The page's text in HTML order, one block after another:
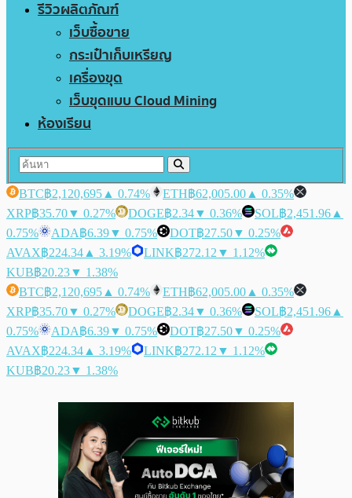
รีวิวผลิตภัณฑ์
เว็บซื้อขาย
กระเป๋าเก็บเหรียญ
เครื่องขุด
เว็บขุดแบบ Cloud Mining
ห้องเรียน
BTC฿2,120,695 ▲ 0.74% ETH฿62,005.00 ▲ 0.35%
XRP฿35.70▼ 0.27% DOGE฿2.34▼ 0.36% SOL฿2,451.96 ▲
0.75%
ADA฿6.39▼ 0.75% DOT฿27.50▼ 0.25%
AVAX฿224.34 ▲ 3.19% LINK฿272.12 ▼ 1.12%
KUB฿20.23▼ 1.38%
BTC฿2,120,695 ▲ 0.74% ETH฿62,005.00 ▲ 0.35%
XRP฿35.70▼ 0.27% DOGE฿2.34▼ 0.36% SOL฿2,451.96 ▲
0.75%
ADA฿6.39▼ 0.75% DOT฿27.50▼ 0.25%
AVAX฿224.34 ▲ 3.19% LINK฿272.12 ▼ 1.12%
KUB฿20.23▼ 1.38%